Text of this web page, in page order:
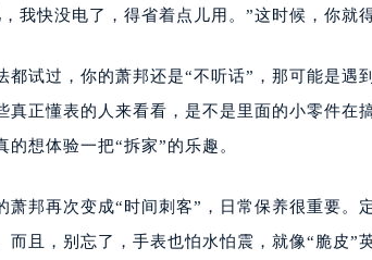
我快没电了，得省着点儿用。”这时候，你就
都试过，你的萧邦还是“不听话”，那可能是
真正懂表的人来看看，是不是里面的小零件在
的想体验一把“拆家”的乐趣。
萧邦再次变成“时间刺客”，日常保养很重要。
而且，别忘了，手表也怕水怕震，就像“脆皮”